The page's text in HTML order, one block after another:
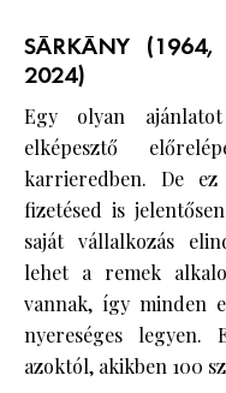
SÁRKÁNY
2024)
Egy olyan
elképesztő
karrieredben. De
fizetésed is
saját vállalkozás
lehet a remek
vannak, így minden
nyereséges legyen.
azoktól, akikben 100